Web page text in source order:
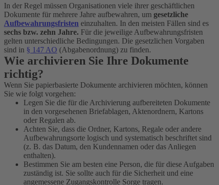
In der Regel müssen Organisationen viele ihrer geschäftlichen
Dokumente für mehrere Jahre aufbewahren, um gesetzliche
Aufbewahrungsfristen einzuhalten. In den meisten Fällen sind es
sechs bzw. zehn Jahre. Für die jeweilige Aufbewahrungsfristen
gelten unterschiedliche Bedingungen. Die gesetzlichen Vorgaben
sind in § 147 AO (Abgabenordnung) zu finden.
Wie archivieren Sie Ihre Dokumente
richtig?
Wenn Sie papierbasierte Dokumente archivieren möchten, können
Sie wie folgt vorgehen:
Legen Sie die für die Archivierung aufbereiteten Dokumente
in den vorgesehenen Briefablagen, Aktenordnern, Kartons
oder Regalen ab.
Achten Sie, dass die Ordner, Kartons, Regale oder andere
Aufbewahrungsorte logisch und systematisch beschriftet sind
(z. B. das Datum, den Kundennamen oder das Anliegen
enthalten).
Bestimmen Sie am besten eine Person, die für diese Aufgaben
zuständig ist. Sie sollte auch für die Sicherheit und eine
angemessene Zugangskontrolle Sorge tragen.